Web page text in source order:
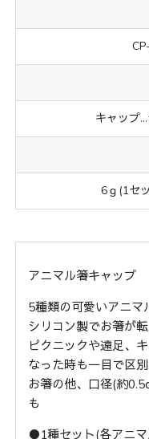
キャップ
6ｇ(1セ
アニマル箸キャップ
5種類の可愛いアニマ
シリコン製でお箸が
ピクニックや遠足、
なった時も一目で区
お箸の他、口径(約
も
●1種セット(各アニ